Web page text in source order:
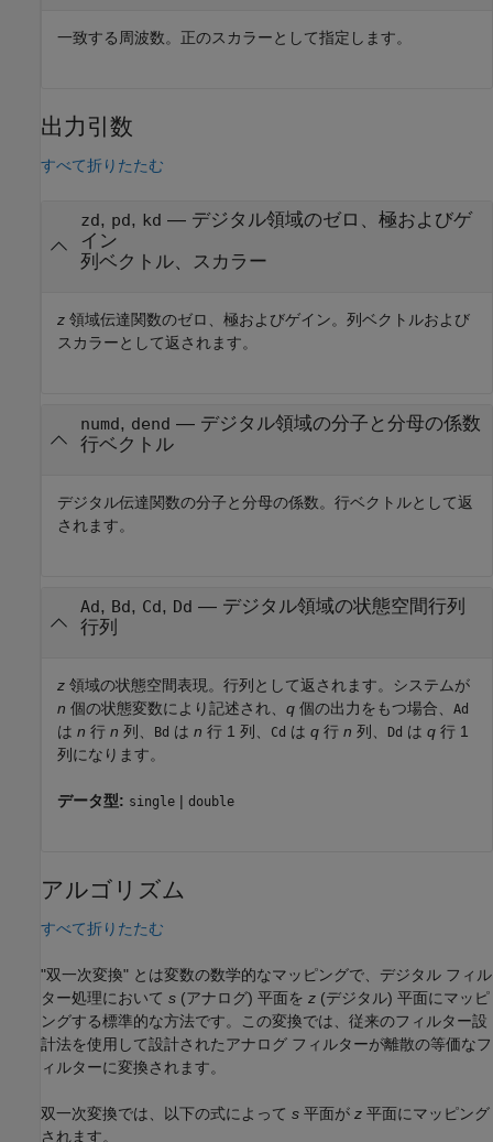
一致する周波数。正のスカラーとして指定します。
出力引数
すべて折りたたむ
zd, pd, kd — デジタル領域のゼロ、極およびゲ
イン
列ベクトル、スカラー
z 領域伝達関数のゼロ、極およびゲイン。列ベクトルおよび
スカラーとして返されます。
numd, dend — デジタル領域の分子と分母の係数
行ベクトル
デジタル伝達関数の分子と分母の係数。行ベクトルとして返
されます。
Ad, Bd, Cd, Dd — デジタル領域の状態空間行列
行列
z 領域の状態空間表現。行列として返されます。システムが
n 個の状態変数により記述され、 q 個の出力をもつ場合、 Ad
は n 行 n 列、 Bd は n 行 1 列、 Cd は q 行 n 列、 Dd は q 行 1
列になります。
データ型: single | double
アルゴリズム
すべて折りたたむ
"双一次変換" とは変数の数学的なマッピングで、デジタル フィル
ター処理において s (アナログ) 平面を z (デジタル) 平面にマッピ
ングする標準的な方法です。この変換では、従来のフィルター設
計法を使用して設計されたアナログ フィルターが離散の等価なフ
ィルターに変換されます。
双一次変換では、以下の式によって s 平面が z 平面にマッピング
されます。